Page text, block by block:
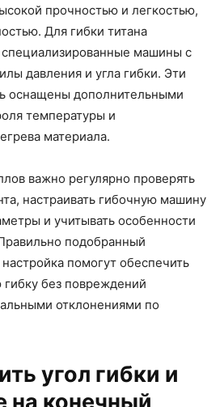
прочностью и легкостью,
Для гибки титана
машины с
давления и угла гибки. Эти
оснащены дополнительными
температуры и
материала.
важно регулярно проверять
настраивать гибочную машину
и учитывать особенности
подобранный
помогут обеспечить
без повреждений
отклонениями по
угол гибки и
на конечный